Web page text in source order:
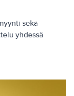
sekä
yhdessä